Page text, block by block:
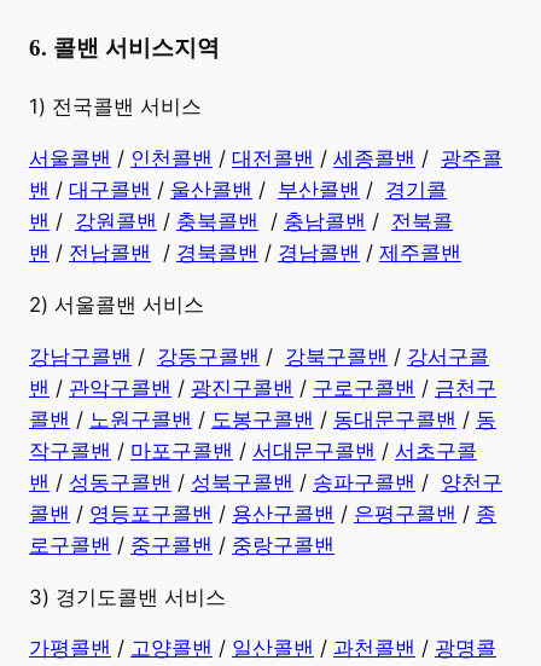
6. 콜밴 서비스지역
​1) 전국콜밴 서비스
서울콜밴 / 인천콜밴 / 대전콜밴 / 세종콜밴 / 광주콜
밴 / 대구콜밴 / 울산콜밴 / 부산콜밴 / 경기콜
밴 / 강원콜밴 / 충북콜밴 / 충남콜밴 / 전북콜
밴 / 전남콜밴 / 경북콜밴 / 경남콜밴 ​ / 제주콜밴
2) 서울콜밴 서비스
강남구콜밴 / 강동구콜밴 / 강북구콜밴 / 강서구콜
밴 / 관악구콜밴 / 광진구콜밴 / 구로구콜밴 / 금천구
콜밴 / 노원구콜밴 / 도봉구콜밴 / 동대문구콜밴 / 동
작구콜밴 / 마포구콜밴 / 서대문구콜밴 / 서초구콜
밴 / 성동구콜밴 / 성북구콜밴 / 송파구콜밴 / 양천구
콜밴 / 영등포구콜밴 / 용산구콜밴 / 은평구콜밴 / 종
로구콜밴 / 중구콜밴 / 중랑구콜밴
3) 경기도콜밴 서비스
가평콜밴 / 고양콜밴 / 일산콜밴 / 과천콜밴 / 광명콜